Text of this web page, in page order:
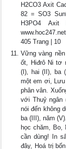
H2CO3 Axit
82 = SO3
H3PO4
405 Trang | 10
Vững vàng
ốt, Hiđrô Ni tơ
(I), hai (II), ba
một em ơi, Lưu
phân vân.
với Thuỷ ngân
nói đến không
ba (III), năm
học chăm, Bo,
cần dùng! In
đây, Hoá trị